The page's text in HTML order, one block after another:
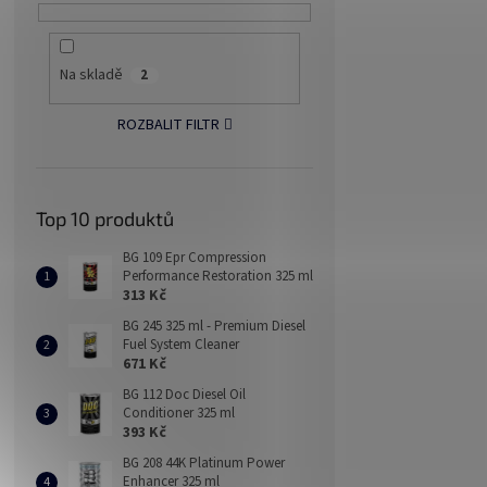
Na skladě 2
ROZBALIT FILTR
Top 10 produktů
BG 109 Epr Compression
Performance Restoration 325 ml
313 Kč
BG 245 325 ml - Premium Diesel
Fuel System Cleaner
671 Kč
BG 112 Doc Diesel Oil
Conditioner 325 ml
393 Kč
BG 208 44K Platinum Power
Enhancer 325 ml